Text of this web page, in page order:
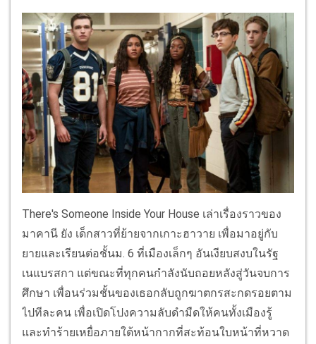
There's Someone Inside Your House เล่าเรื่องราวของ
มาคานี ยัง เด็กสาวที่ย้ายจากเกาะฮาวาย เพื่อมาอยู่กับ
ยายและเรียนต่อชั้นม. 6 ที่เมืองเล็กๆ อันเงียบสงบในรัฐ
เนแบรสกา แต่ขณะที่ทุกคนกำลังนับถอยหลังสู่วันจบการ
ศึกษา เพื่อนร่วมชั้นของเธอกลับถูกฆาตกรสะกดรอยตาม
ไปทีละคน เพื่อเปิดโปงความลับดำมืดให้คนทั้งเมืองรู้
และทำร้ายเหยื่อภายใต้หน้ากากที่สะท้อนใบหน้าที่หวาด